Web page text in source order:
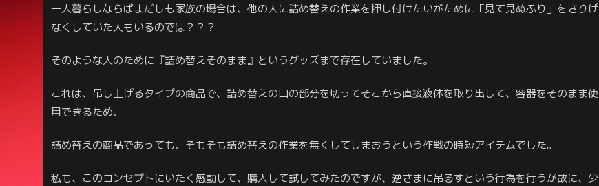
一人暮らしならばまだしも家族の場合は、他の人に詰め替えの作業を押し付けたいがために「見て見ぬふり」をさりげ
なくしていた人もいるのでは？？？
そのような人のために『詰め替えそのまま』というグッズまで存在していました。
これは、吊し上げるタイプの商品で、詰め替えの口の部分を切ってそこから直接液体を取り出して、容器をそのまま使
用できるため、
詰め替えの商品であっても、そもそも詰め替えの作業を無くしてしまおうという作戦の時短アイテムでした。
私も、このコンセプトにいたく感動して、購入して試してみたのですが、逆さまに吊るすという行為を行うが故に、少